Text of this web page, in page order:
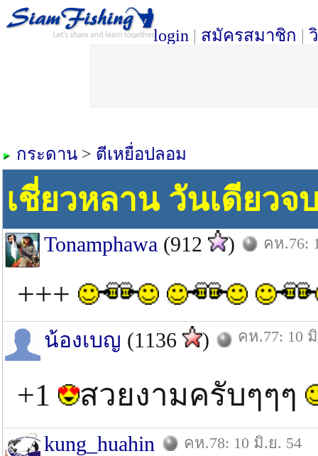
login | สมัครสมาชิก |
กระดาน > ตีเหยื่อปลอม
เชี่ยวหลาน วันเดียวจ
Tonamphawa (912 ) คห.76:
+++
น้องเบญ (1136 ) คห.77: 10
+1 สวยงามครับๆๆๆ
kung_huahin คห.78: 10 มิ.ย. 54